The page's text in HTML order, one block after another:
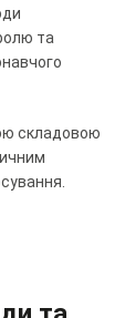
та
складовою